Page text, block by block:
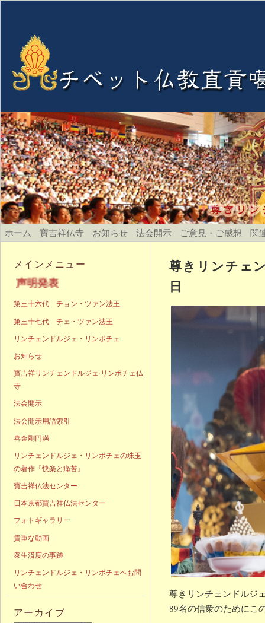
ホーム 寶吉祥仏寺 お知らせ 法会開示 ご意見・ご感想 関
尊きリンチェ
日
尊きリンチェンドルジ
89名の信衆のためにこ
メインメニュー
発表
第三十六代 チョン・ツァン法王
第三十七代 チェ・ツァン法王
リンチェンドルジェ・リンポチェ
お知らせ
寶吉祥リンチェンドルジェ·リンポチェ仏
寺
法会開示
法会開示用語索引
喜金剛円満
リンチェンドルジェ・リンポチェの珠玉
の著作『快楽と痛苦』
寶吉祥仏法センター
日本京都寶吉祥仏法センター
フォトギャラリー
貴重な動画
衆生済度の事跡
リンチェンドルジェ・リンポチェへお問
い合わせ
アーカイブ